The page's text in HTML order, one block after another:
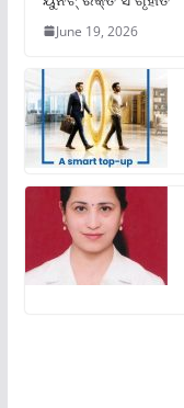
June 19, 2026